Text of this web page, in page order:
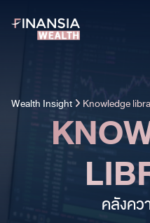
Wealth Insight Knowledge
คลังคว